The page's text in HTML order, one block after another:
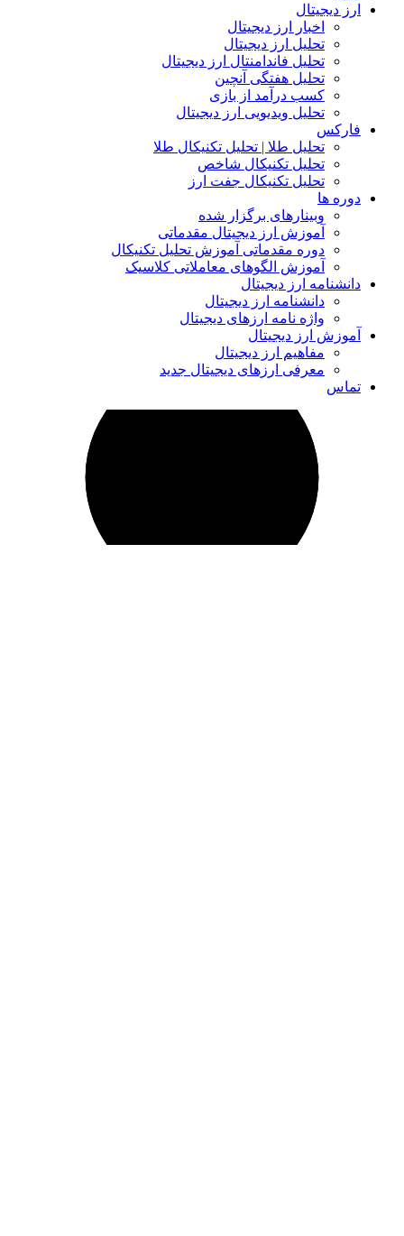
دیجیتال
اخبار ارز دیجیتال
تحلیل ارز دیجیتال
تحلیل فاندامنتال ارز دیجیتال
تحلیل هفتگی آنچین
کسب درآمد از بازی
تحلیل ویدیویی ارز دیجیتال
تحلیل طلا | تحلیل تکنیکال طلا
تحلیل تکنیکال شاخص
تحلیل تکنیکال جفت ارز
ها
وبینارهای برگزار شده
آموزش ارز دیجیتال مقدماتی
دوره مقدماتی آموزش تحلیل تکنیکال
آموزش الگوهای معاملاتی کلاسیک
ارز دیجیتال
دانشنامه ارز دیجیتال
واژه نامه ارزهای دیجیتال
ارز دیجیتال
مفاهیم ارز دیجیتال
معرفی ارزهای دیجیتال جدید